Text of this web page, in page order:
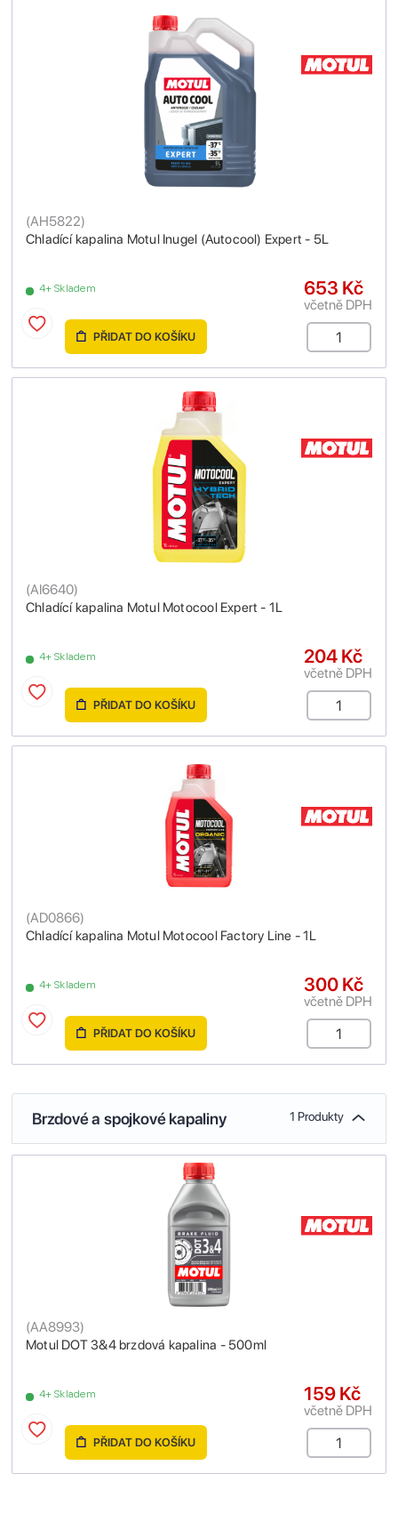
Chladící kapalina Motul Inugel (Autocool) Expert - 5L
(AH5822)
4+ Skladem 653 Kč
včetně DPH
PŘIDAT DO KOŠÍKU
Chladící kapalina Motul Motocool Expert - 1L
(AI6640)
4+ Skladem 204 Kč
včetně DPH
PŘIDAT DO KOŠÍKU
Chladící kapalina Motul Motocool Factory Line - 1L
(AD0866)
4+ Skladem 300 Kč
včetně DPH
PŘIDAT DO KOŠÍKU
Brzdové a spojkové kapaliny 1 Produkty
Motul DOT 3&4 brzdová kapalina - 500ml
(AA8993)
4+ Skladem 159 Kč
včetně DPH
PŘIDAT DO KOŠÍKU